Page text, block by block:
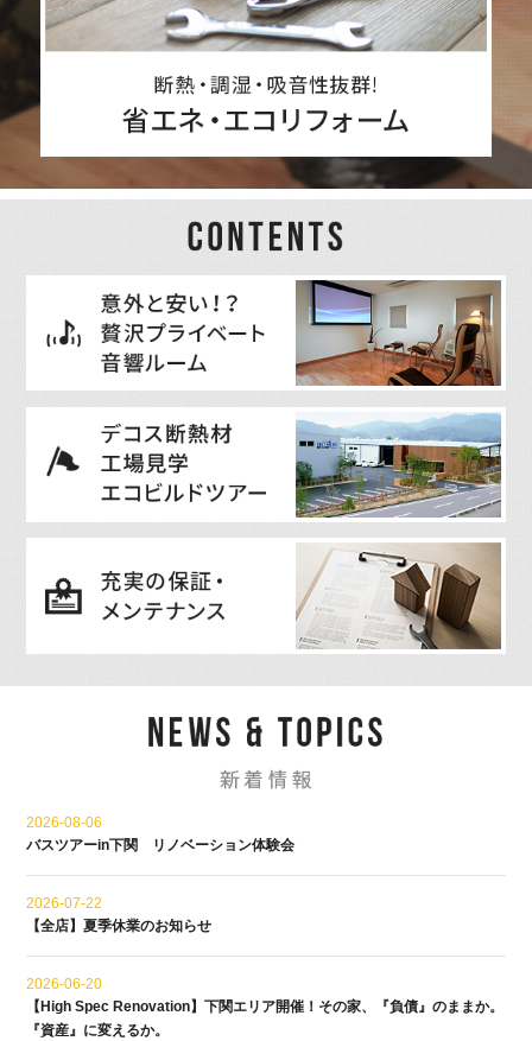
2026-08-06
バスツアーin下関 リノベーション体験会
2026-07-22
【全店】夏季休業のお知らせ
2026-06-20
【High Spec Renovation】下関エリア開催！その家、『負債』のままか。
『資産』に変えるか。